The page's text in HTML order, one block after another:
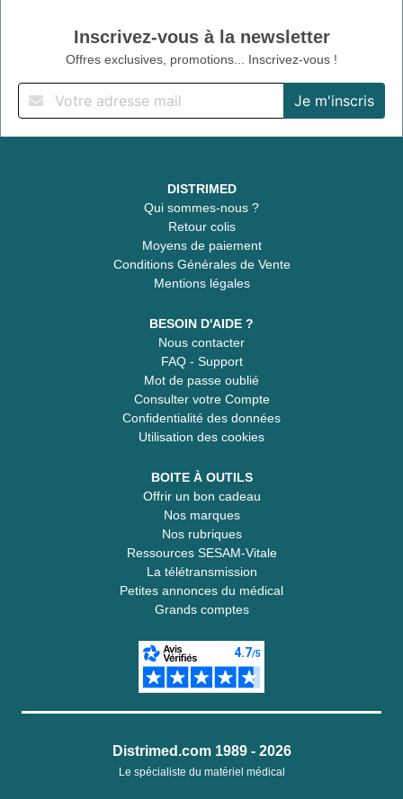
Inscrivez-vous à la newsletter
Offres exclusives, promotions... Inscrivez-vous !
DISTRIMED
Qui sommes-nous ?
Retour colis
Moyens de paiement
Conditions Générales de Vente
Mentions légales
BESOIN D'AIDE ?
Nous contacter
FAQ - Support
Mot de passe oublié
Consulter votre Compte
Confidentialité des données
Utilisation des cookies
BOITE À OUTILS
Offrir un bon cadeau
Nos marques
Nos rubriques
Ressources SESAM-Vitale
La télétransmission
Petites annonces du médical
Grands comptes
Distrimed.com 1989 - 2026
Le spécialiste du matériel médical